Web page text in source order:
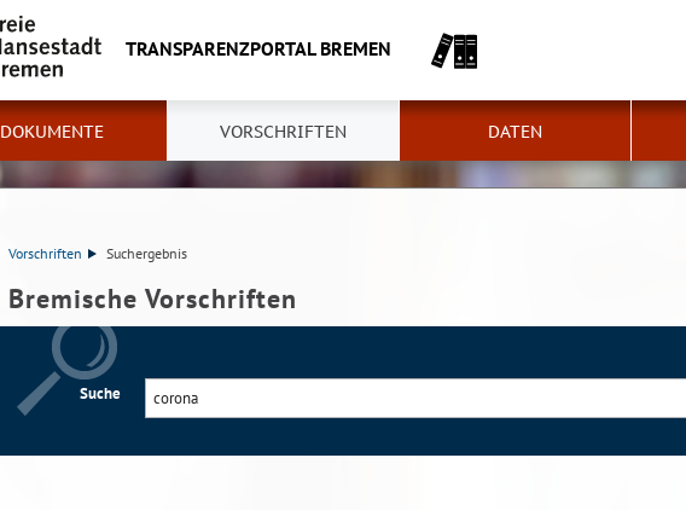
TRANSPARENZPORTAL BREMEN
DOKUMENTE VORSCHRIFTEN DATEN
Vorschriften Suchergebnis
Bremische Vorschriften
Suche